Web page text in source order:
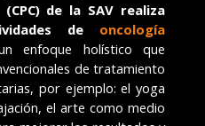
de la SAV realiza
de oncología
enfoque holístico que
de tratamiento
por ejemplo: el yoga
el arte como medio